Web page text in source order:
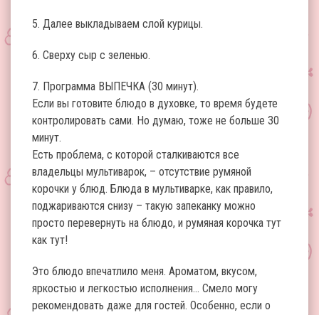
5. Далее выкладываем слой курицы.
6. Сверху сыр с зеленью.
7. Программа ВЫПЕЧКА (30 минут).
Если вы готовите блюдо в духовке, то время будете
контролировать сами. Но думаю, тоже не больше 30
минут.
Есть проблема, с которой сталкиваются все
владельцы мультиварок, – отсутствие румяной
корочки у блюд. Блюда в мультиварке, как правило,
поджариваются снизу – такую запеканку можно
просто перевернуть на блюдо, и румяная корочка тут
как тут!
Это блюдо впечатлило меня. Ароматом, вкусом,
яркостью и легкостью исполнения… Смело могу
рекомендовать даже для гостей. Особенно, если о